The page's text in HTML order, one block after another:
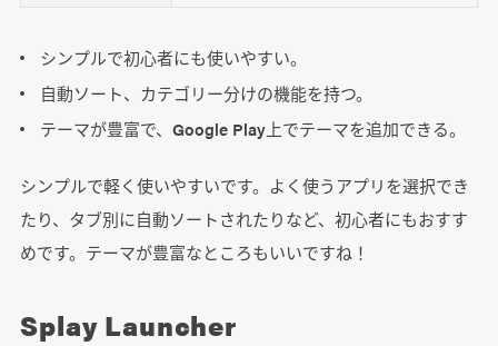
シンプルで初心者にも使いやすい。
自動ソート、カテゴリー分けの機能を持つ。
テーマが豊富で、Google Play上でテーマを追加できる。
シンプルで軽く使いやすいです。よく使うアプリを選択でき
たり、タブ別に自動ソートされたりなど、初心者にもおすす
めです。テーマが豊富なところもいいですね！
Splay Launcher